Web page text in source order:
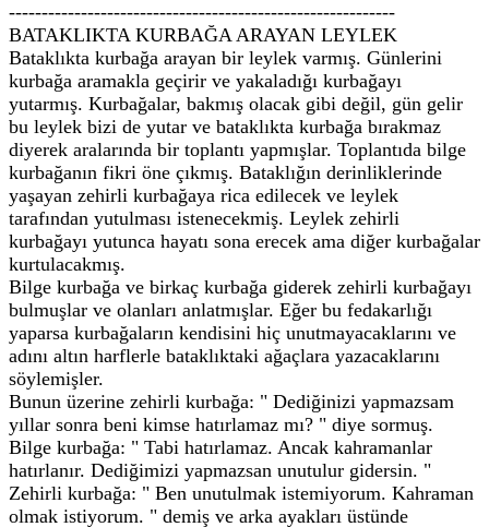
-----------------------------------------------------------
BATAKLIKTA KURBAĞA ARAYAN LEYLEK
Bataklıkta kurbağa arayan bir leylek varmış. Günlerini
kurbağa aramakla geçirir ve yakaladığı kurbağayı
yutarmış. Kurbağalar, bakmış olacak gibi değil, gün gelir
bu leylek bizi de yutar ve bataklıkta kurbağa bırakmaz
diyerek aralarında bir toplantı yapmışlar. Toplantıda bilge
kurbağanın fikri öne çıkmış. Bataklığın derinliklerinde
yaşayan zehirli kurbağaya rica edilecek ve leylek
tarafından yutulması istenecekmiş. Leylek zehirli
kurbağayı yutunca hayatı sona erecek ama diğer kurbağalar
kurtulacakmış.
Bilge kurbağa ve birkaç kurbağa giderek zehirli kurbağayı
bulmuşlar ve olanları anlatmışlar. Eğer bu fedakarlığı
yaparsa kurbağaların kendisini hiç unutmayacaklarını ve
adını altın harflerle bataklıktaki ağaçlara yazacaklarını
söylemişler.
Bunun üzerine zehirli kurbağa: " Dediğinizi yapmazsam
yıllar sonra beni kimse hatırlamaz mı? " diye sormuş.
Bilge kurbağa: " Tabi hatırlamaz. Ancak kahramanlar
hatırlanır. Dediğimizi yapmazsan unutulur gidersin. "
Zehirli kurbağa: " Ben unutulmak istemiyorum. Kahraman
olmak istiyorum. " demiş ve arka ayakları üstünde